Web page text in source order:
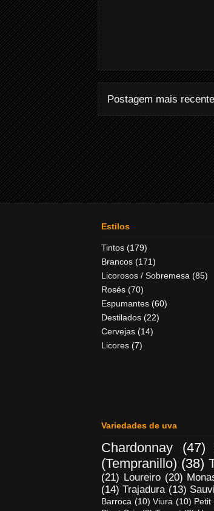
Postagem mais recente
Estilos
Tintos (179)
Brancos (171)
Licorosos / Sobremesa (85)
Rosés (70)
Espumantes (60)
Destilados (22)
Cervejas (14)
Licores (7)
Variedades de uva
Chardonnay (47)
(Tempranillo) (38)
(21) Loureiro (20)
(14) Trajadura (13)
Barroca (10) Viura (10) Petit